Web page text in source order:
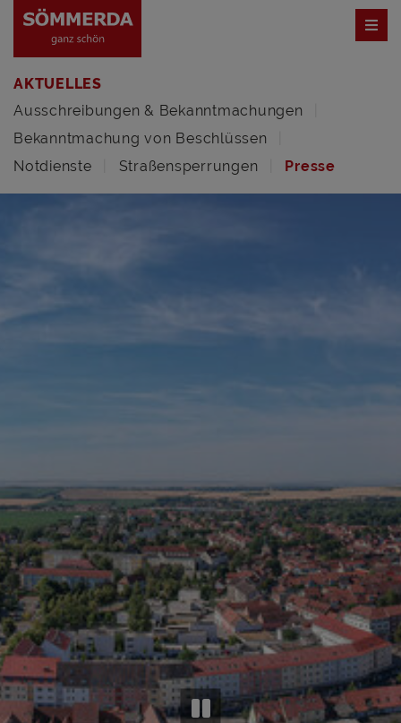
AKTUELLES
Ausschreibungen & Bekanntmachungen
Bekanntmachung von Beschlüssen
Notdienste
Straßensperrungen Presse